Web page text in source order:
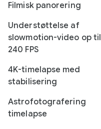
Filmisk panorering
Understøttelse af
slowmotion-video op til
240 FPS
4K-timelapse med
stabilisering
Astrofotografering
timelapse